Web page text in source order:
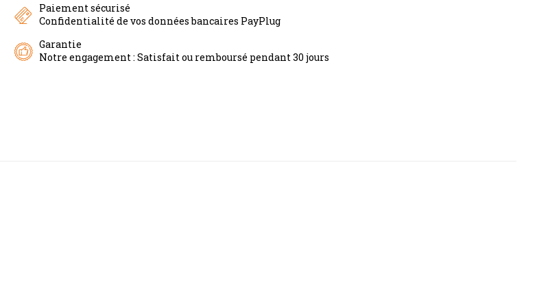
Paiement sécurisé
Confidentialité de vos données bancaires PayPlug
Garantie
Notre engagement : Satisfait ou remboursé pendant 30 jours